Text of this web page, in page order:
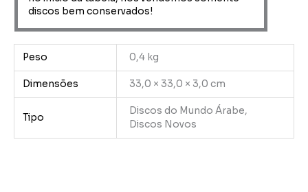
discos bem conservados!
Peso 0,4 kg
Dimensões 33,0 × 33,0 × 3,0 cm
Tipo
Discos do Mundo Árabe,
Discos Novos